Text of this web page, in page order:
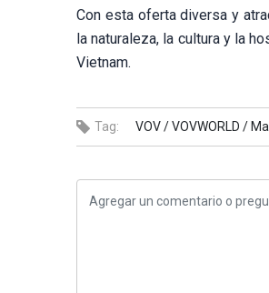
Con esta oferta diversa y
la naturaleza, la cultura y la
Vietnam.
Tag: VOV /VOVWORLD /